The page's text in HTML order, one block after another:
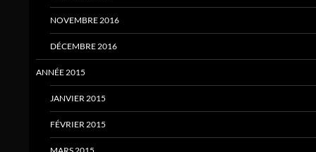
NOVEMBRE 2016
DÉCEMBRE 2016
ANNÉE 2015
JANVIER 2015
FÉVRIER 2015